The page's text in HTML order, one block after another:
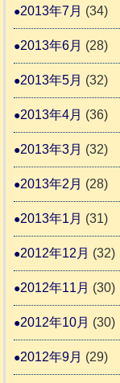
2013年7月 (34)
2013年6月 (28)
2013年5月 (32)
2013年4月 (36)
2013年3月 (32)
2013年2月 (28)
2013年1月 (31)
2012年12月 (32)
2012年11月 (30)
2012年10月 (30)
2012年9月 (29)